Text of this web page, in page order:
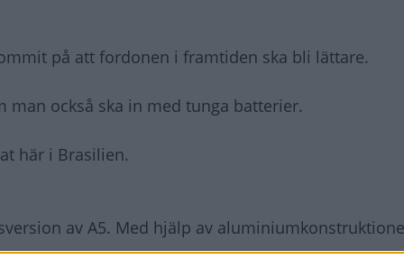
på att fordonen i framtiden ska bli lättare.
man också ska in med tunga batterier.
här i Brasilien.
av A5. Med hjälp av